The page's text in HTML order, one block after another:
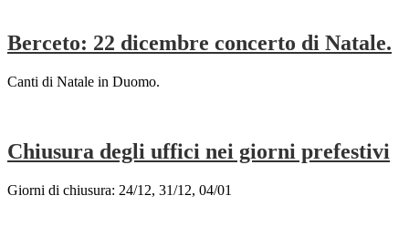
Berceto: 22 dicembre concerto di Natale.
Canti di Natale in Duomo.
Chiusura degli uffici nei giorni prefestivi
Giorni di chiusura: 24/12, 31/12, 04/01